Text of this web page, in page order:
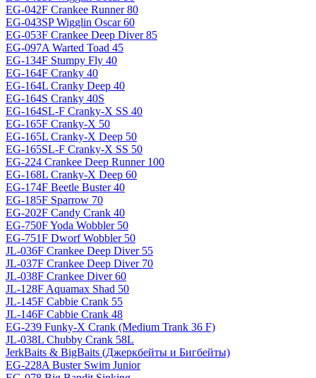
EG-042F Crankee Runner 80
EG-043SP Wigglin Oscar 60
EG-053F Crankee Deep Diver 85
EG-097A Warted Toad 45
EG-134F Stumpy Fly 40
EG-164F Cranky 40
EG-164L Cranky Deep 40
EG-164S Cranky 40S
EG-164SL-F Cranky-X SS 40
EG-165F Cranky-X 50
EG-165L Cranky-X Deep 50
EG-165SL-F Cranky-X SS 50
EG-224 Crankee Deep Runner 100
EG-168L Cranky-X Deep 60
EG-174F Beetle Buster 40
EG-185F Sparrow 70
EG-202F Candy Crank 40
EG-750F Yoda Wobbler 50
EG-751F Dworf Wobbler 50
JL-036F Crankee Deep Diver 55
JL-037F Crankee Deep Diver 70
JL-038F Crankee Diver 60
JL-128F Aquamax Shad 50
JL-145F Cabbie Crank 55
JL-146F Cabbie Crank 48
EG-239 Funky-X Crank (Medium Trank 36 F)
JL-038L Chubby Crank 58L
JerkBaits & BigBaits (Джеркбейты и Бигбейты)
EG-228A Buster Swim Junior